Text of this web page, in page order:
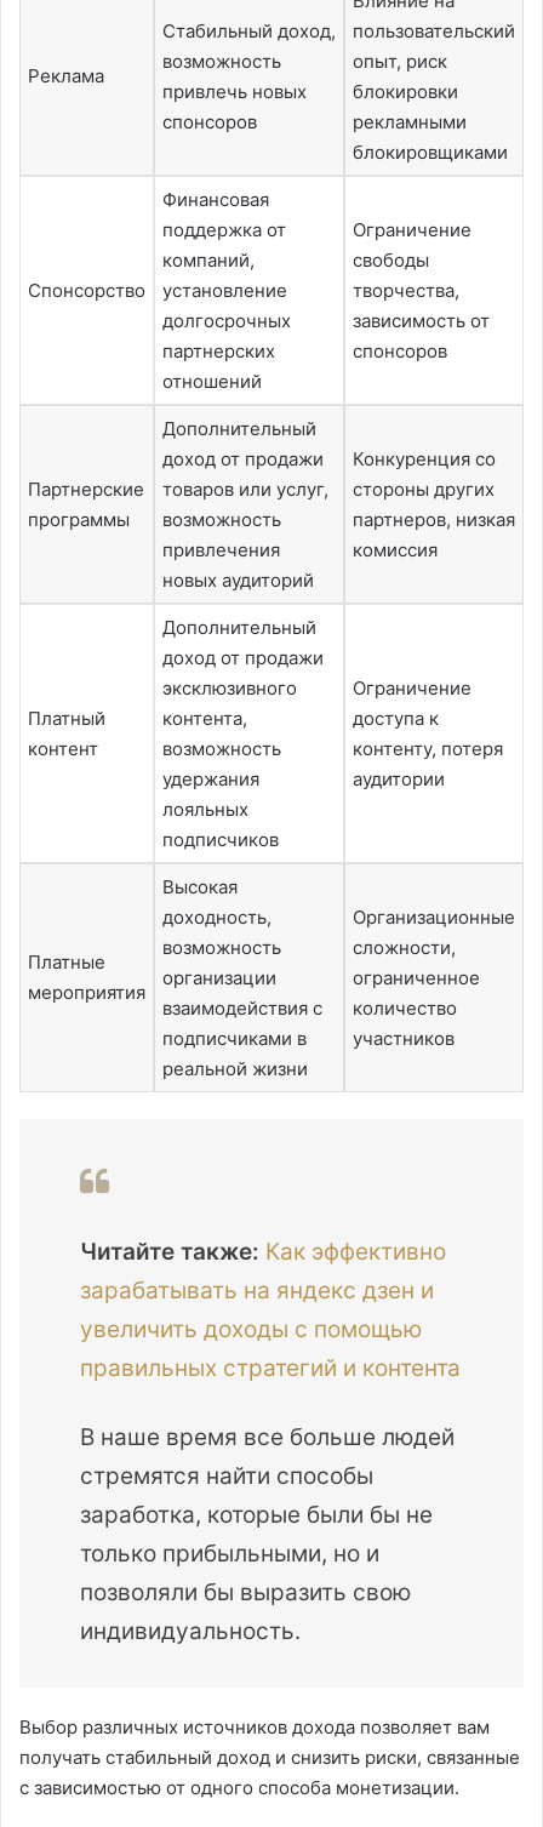
Реклама
Стабильный доход,
возможность
привлечь новых
спонсоров
пользовательский
опыт, риск
блокировки
рекламными
блокировщиками
Спонсорство
Финансовая
поддержка от
компаний,
установление
долгосрочных
партнерских
отношений
Ограничение
свободы
творчества,
зависимость от
спонсоров
Партнерские
программы
Дополнительный
доход от продажи
товаров или услуг,
возможность
привлечения
новых аудиторий
Конкуренция со
стороны других
партнеров, низкая
комиссия
Платный
контент
Дополнительный
доход от продажи
эксклюзивного
контента,
возможность
удержания
лояльных
подписчиков
Ограничение
доступа к
контенту, потеря
аудитории
Платные
мероприятия
Высокая
доходность,
возможность
организации
взаимодействия с
подписчиками в
реальной жизни
Организационные
сложности,
ограниченное
количество
участников
Читайте также: Как эффективно
зарабатывать на яндекс дзен и
увеличить доходы с помощью
правильных стратегий и контента
В наше время все больше людей
стремятся найти способы
заработка, которые были бы не
только прибыльными, но и
позволяли бы выразить свою
индивидуальность.
Выбор различных источников дохода позволяет вам
получать стабильный доход и снизить риски, связанные
с зависимостью от одного способа монетизации.